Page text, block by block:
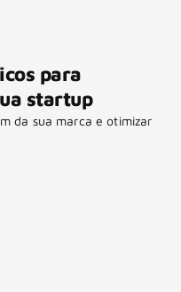
para
startup
da sua marca e otimizar